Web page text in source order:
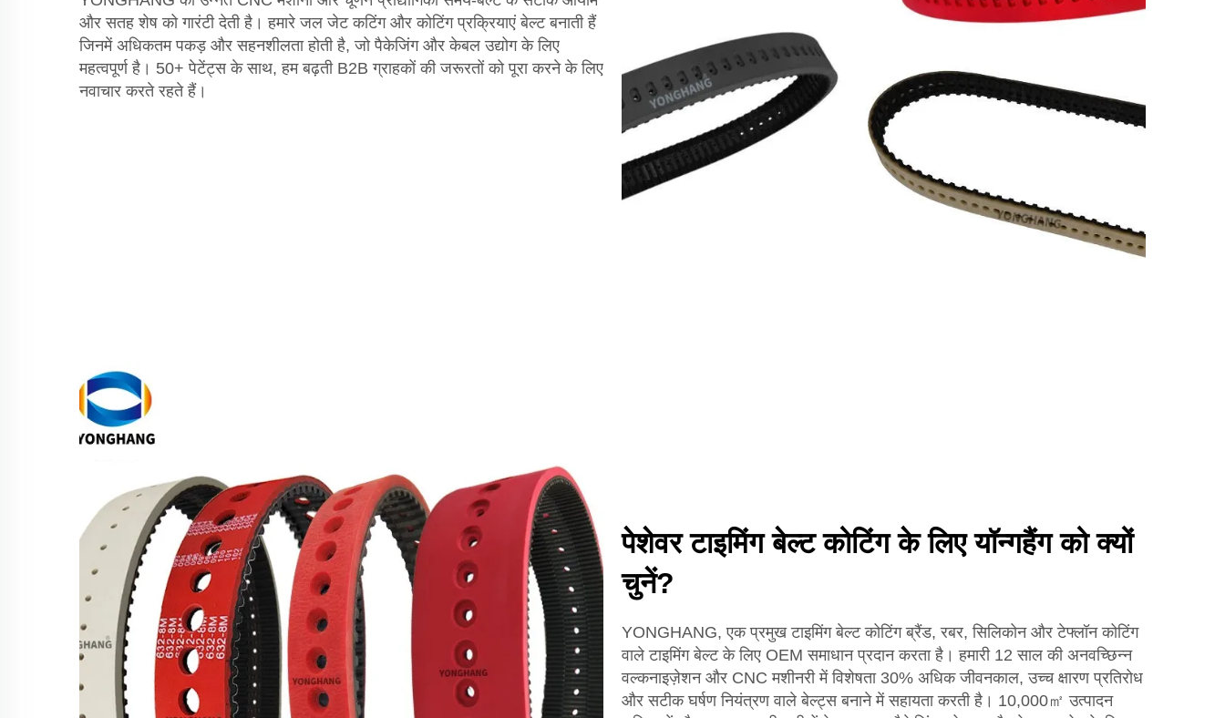
और सतह शेष को गारंटी देती है। हमारे जल जेट कटिंग और कोटिंग प्रक्रियाएं बेल्ट बनाती हैं
जिनमें अधिकतम पकड़ और सहनशीलता होती है, जो पैकेजिंग और केबल उद्योग के लिए
महत्वपूर्ण है। 50+ पेटेंट्स के साथ, हम बढ़ती B2B ग्राहकों की जरूरतों को पूरा करने के लिए
नवाचार करते रहते हैं।
पेशेवर टाइमिंग बेल्ट कोटिंग के लिए यॉन्गहैंग को क्यों
चुनें?
YONGHANG, एक प्रमुख टाइमिंग बेल्ट कोटिंग ब्रैंड, रबर, सिलिकोन और टेफ्लॉन कोटिंग
वाले टाइमिंग बेल्ट के लिए OEM समाधान प्रदान करता है। हमारी 12 साल की अनवच्छिन्न
वल्कनाइज़ेशन और CNC मशीनरी में विशेषता 30% अधिक जीवनकाल, उच्च क्षारण प्रतिरोध
और सटीक घर्षण नियंत्रण वाले बेल्ट्स बनाने में सहायता करती है। 10,000㎡ उत्पादन